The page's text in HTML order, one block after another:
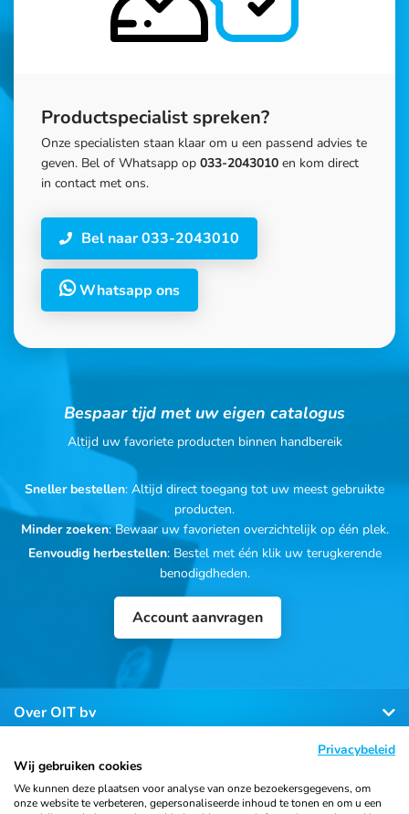
Productspecialist spreken?
Onze specialisten staan klaar om u een passend advies te
geven. Bel of Whatsapp op 033-2043010 en kom direct
in contact met ons.
Bel naar 033-2043010
Whatsapp ons
Bespaar tijd met uw eigen catalogus
Altijd uw favoriete producten binnen handbereik
Sneller bestellen: Altijd direct toegang tot uw meest gebruikte
producten.
Minder zoeken: Bewaar uw favorieten overzichtelijk op één plek.
Eenvoudig herbestellen: Bestel met één klik uw terugkerende
benodigdheden.
Account aanvragen
Over OIT bv
Klantenservice
Privacybeleid
Wij gebruiken cookies
We kunnen deze plaatsen voor analyse van onze bezoekersgegevens, om
onze website te verbeteren, gepersonaliseerde inhoud te tonen en om u een